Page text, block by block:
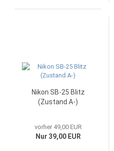
Nikon SB-25 Blitz
(Zustand A-)
vorher 49,00 EUR
Nur 39,00 EUR